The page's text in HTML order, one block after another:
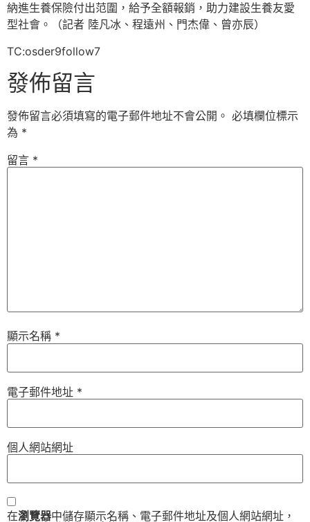
納進生養保險付出范圍，給予全額報銷，助力建設生養友愛
型社會。（記者 陸凡冰、程遠州、門杰偉、曾亦辰）
TC:osder9follow7
發佈留言
發佈留言必須填寫的電子郵件地址不會公開。 必填欄位標示
為 *
留言 *
顯示名稱 *
電子郵件地址 *
個人網站網址
在瀏覽器中儲存顯示名稱、電子郵件地址及個人網站網址，